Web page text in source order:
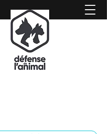
CANIN DE SISTERON
qui œuvre pour le bien-être